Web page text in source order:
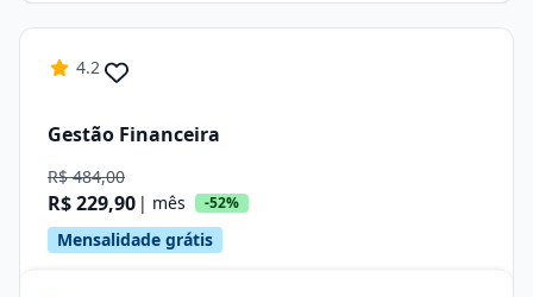
4.2
Gestão Financeira
R$ 484,00
R$ 229,90 | mês -52%
Mensalidade grátis